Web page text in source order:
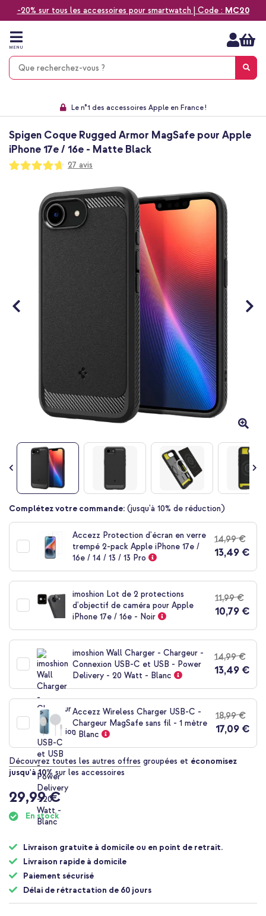
-20% sur tous les accessoires pour smartwatch | Code : MC20
Aller
contenu
MENU
Le n°1 des accessoires Apple en France !
Spigen Coque Rugged Armor MagSafe pour Apple
iPhone 17e / 16e - Matte Black
Notation:
93
100
27 avis
Passer
de
Complétez votre commande: (jusqu'à 10% de réduction)
Accezz Protection d'écran en verre
trempé 2-pack Apple iPhone 17e /
16e / 14 / 13 / 13 Pro
14,99 €
13,49 €
imoshion Lot de 2 protections
d'objectif de caméra pour Apple
iPhone 17e / 16e - Noir
11,99 €
10,79 €
imoshion Wall Charger - Chargeur -
Connexion USB-C et USB - Power
Delivery - 20 Watt - Blanc
14,99 €
13,49 €
Accezz Wireless Charger USB-C -
Chargeur MagSafe sans fil - 1 mètre
- Blanc
18,99 €
17,09 €
Découvrez toutes les autres offres groupées et économisez
jusqu'à 10% sur les accessoires
29,99 €
En stock
Livraison gratuite à domicile ou en point de retrait.
Livraison rapide à domicile
Paiement sécurisé
Délai de rétractation de 60 jours